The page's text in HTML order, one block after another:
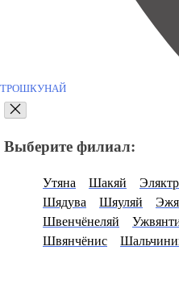
ТРОШКУНАЙ
Выберите филиал:
Утяна Шакяй
Шядува
Шяуляй
Швенчёнеляй
Швянчёнис